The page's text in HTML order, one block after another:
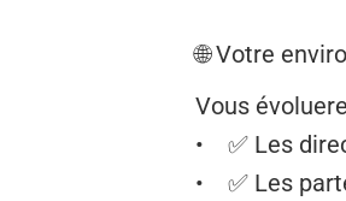
🌐 Votre
Vous
• ✅ Les
• ✅ Les